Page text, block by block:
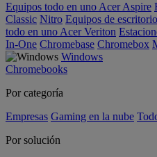
Equipos todo en uno Acer Aspire
Classic Nitro Equipos de
todo en uno Acer Veriton
In-One Chromebase Chromebox
Windows
Chromebooks
Por categoría
Empresas Gaming en la nube
Por solución